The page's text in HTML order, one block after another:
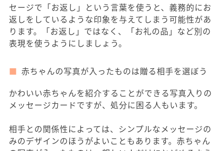
セージで「お返し」という言葉を使うと、義務的にお
返しをしているような印象を与えてしまう可能性があ
ります。「お返し」ではなく、「お礼の品」など別の
表現を使うようにしましょう。
赤ちゃんの写真が入ったものは贈る相手を選ぼう
かわいい赤ちゃんを紹介することができる写真入りの
メッセージカードですが、処分に困る人もいます。
相手との関係性によっては、シンプルなメッセージの
みのデザインのほうがよいこともあります。赤ちゃん